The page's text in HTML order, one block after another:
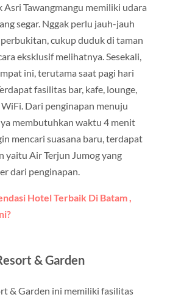
Tawangmangu memiliki udara
segar. Nggak perlu jauh-jauh
cukup duduk di taman
eksklusif melihatnya. Sesekali,
ini, terutama saat pagi hari
fasilitas bar, kafe, lounge,
Dari penginapan menuju
membutuhkan waktu 4 menit
mencari suasana baru, terdapat
yaitu Air Terjun Jumog yang
dari penginapan.
Hotel Terbaik Di Batam ,
& Garden
& Garden ini memiliki fasilitas